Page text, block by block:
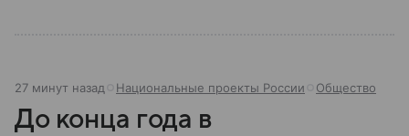
27 минут назад Национальные проекты России Общество
До конца года в